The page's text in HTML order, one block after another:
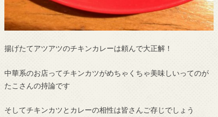
揚げたてアツアツのチキンカレーは頼んで大正解！
中華系のお店ってチキンカツがめちゃくちゃ美味しいってのが
たこさんの持論です
そしてチキンカツとカレーの相性は皆さんご存じでしょう